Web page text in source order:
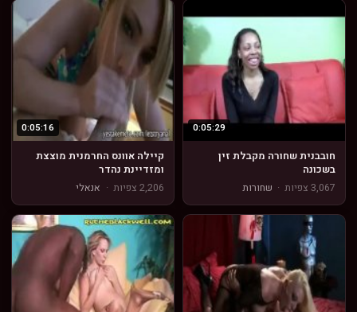
0:05:29
חובבנית שחורה מקבלת זין
בשכונה
3,067 צפיות
· שחורות
0:05:16
קיילה אוונס החרמנית מוצצת
ומזדיינת נהדר
2,206 צפיות
· אנאלי